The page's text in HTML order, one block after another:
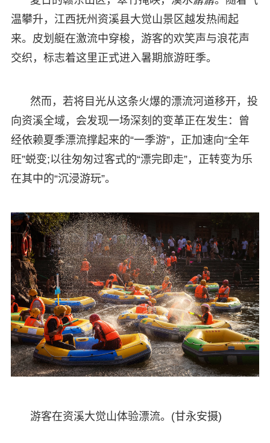
温攀升，江西抚州资溪县大觉山景区越发热闹起
来。皮划艇在激流中穿梭，游客的欢笑声与浪花声
交织，标志着这里正式进入暑期旅游旺季。
然而，若将目光从这条火爆的漂流河道移开，投
向资溪全域，会发现一场深刻的变革正在发生：曾
经依赖夏季漂流撑起来的“一季游”，正加速向“全年
旺”蜕变;以往匆匆过客式的“漂完即走”，正转变为乐
在其中的“沉浸游玩”。
游客在资溪大觉山体验漂流。(甘永安摄)